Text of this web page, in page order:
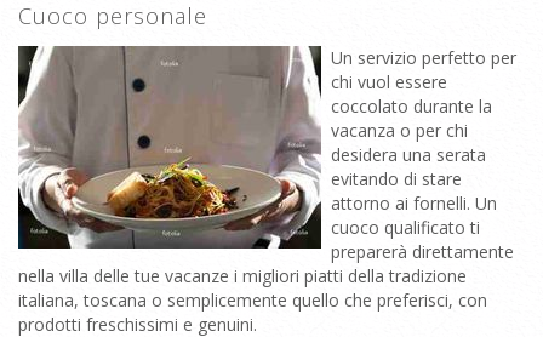
Cuoco personale
Un servizio perfetto per
chi vuol essere
coccolato durante la
vacanza o per chi
desidera una serata
evitando di stare
attorno ai fornelli. Un
cuoco qualificato ti
preparerà direttamente
nella villa delle tue vacanze i migliori piatti della tradizione
italiana, toscana o semplicemente quello che preferisci, con
prodotti freschissimi e genuini.